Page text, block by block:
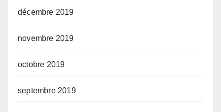
décembre 2019
novembre 2019
octobre 2019
septembre 2019